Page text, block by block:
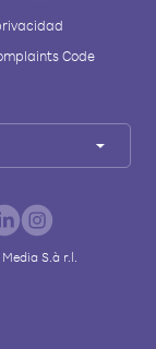
Code
S.à r.l.